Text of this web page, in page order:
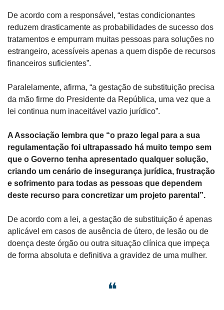
De acordo com a responsável, “estas condicionantes
reduzem drasticamente as probabilidades de sucesso dos
tratamentos e empurram muitas pessoas para soluções no
estrangeiro, acessíveis apenas a quem dispõe de recursos
financeiros suficientes”.
Paralelamente, afirma, “a gestação de substituição precisa
da mão firme do Presidente da República, uma vez que a
lei continua num inaceitável vazio jurídico”.
A Associação lembra que “o prazo legal para a sua
regulamentação foi ultrapassado há muito tempo sem
que o Governo tenha apresentado qualquer solução,
criando um cenário de insegurança jurídica, frustração
e sofrimento para todas as pessoas que dependem
deste recurso para concretizar um projeto parental”.
De acordo com a lei, a gestação de substituição é apenas
aplicável em casos de ausência de útero, de lesão ou de
doença deste órgão ou outra situação clínica que impeça
de forma absoluta e definitiva a gravidez de uma mulher.
❝